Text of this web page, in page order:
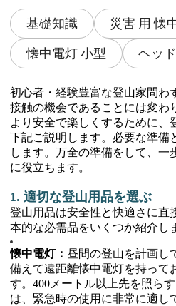
基礎知識
災害 用 懐
懐中電灯 小型
ヘッ
初心者・経験豊富な登山家問わ
接触の機会であることには変わ
より安全で楽しくするために、
下記ご説明します。必要な準備
します。万全の準備をして、一
に役立ちます。
1. 適切な登山用品を選ぶ
登山用品は安全性と快適さに直
本的な必需品をいくつか紹介し
懐中電灯：昼間の登山を計画し
備えて遠距離懐中電灯を持って
す。400メートル以上先を照ら
は、緊急時の使用に非常に適し